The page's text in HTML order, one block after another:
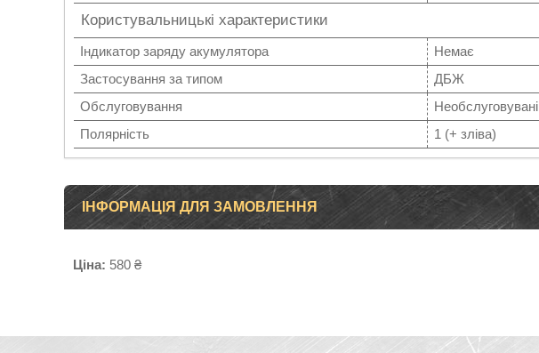
Користувальницькі характеристики
Індикатор заряду акумулятора
Немає
Застосування за типом
ДБЖ
Обслуговування
Необслуговувані
Полярність
1 (+ зліва)
ІНФОРМАЦІЯ ДЛЯ ЗАМОВЛЕННЯ
Ціна: 580 ₴